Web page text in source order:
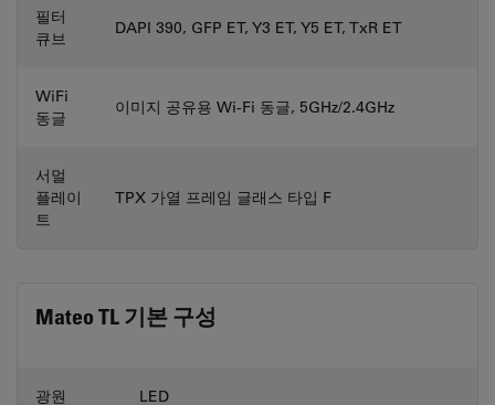
필터
큐브
DAPI 390, GFP ET, Y3 ET, Y5 ET, TxR ET
WiFi
동글
이미지 공유용 Wi-Fi 동글, 5GHz/2.4GHz
서멀
플레이
트
TPX 가열 프레임 글래스 타입 F
Mateo TL 기본 구성
광원 LED